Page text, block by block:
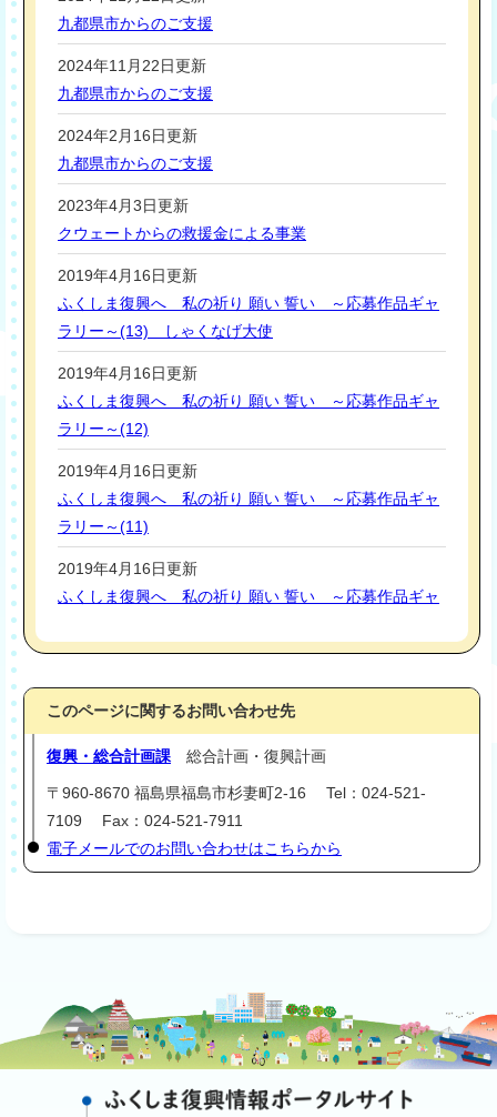
このページに関するお問い合わせ先
復興・総合計画課 総合計画・復興計画
〒960-8670 福島県福島市杉妻町2-16 Tel：024-521-
7109 Fax：024-521-7911
電子メールでのお問い合わせはこちらから